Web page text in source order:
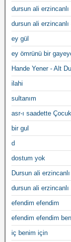
dursun ali erzincanlı
dursun ali
ey gül
ey ömrünü bir
Hande Yener - Alt
ilahi
sultanım
asr-ı saadette
bir gul
d
dostum yok
Dursun ali erzincanlı
dursun ali erzincanlı
efendim efendim
efendim efendim
iç benim için